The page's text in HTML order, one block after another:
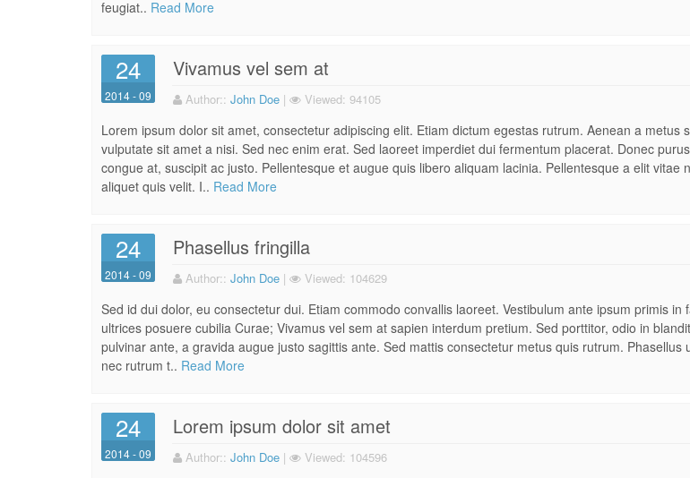
feugiat.. Read More
24
2014 - 09
Vivamus vel sem at
Author:: John Doe | Viewed: 94105
Lorem ipsum dolor sit amet, consectetur adipiscing elit. Etiam dictum egestas rutrum. Aenean a metus
vulputate sit amet a nisi. Sed nec enim erat. Sed laoreet imperdiet dui fermentum placerat. Donec
congue at, suscipit ac justo. Pellentesque et augue quis libero aliquam lacinia. Pellentesque a elit vitae
aliquet quis velit. I.. Read More
24
2014 - 09
Phasellus fringilla
Author:: John Doe | Viewed: 104629
Sed id dui dolor, eu consectetur dui. Etiam commodo convallis laoreet. Vestibulum ante ipsum primis in
ultrices posuere cubilia Curae; Vivamus vel sem at sapien interdum pretium. Sed porttitor, odio in
pulvinar ante, a gravida augue justo sagittis ante. Sed mattis consectetur metus quis rutrum. Phasellus
nec rutrum t.. Read More
24
2014 - 09
Lorem ipsum dolor sit amet
Author:: John Doe | Viewed: 104596